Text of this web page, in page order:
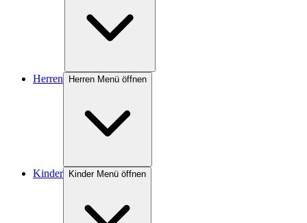
Herren Herren Menü öffnen
Kinder Kinder Menü öffnen